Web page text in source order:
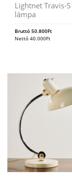
Lightnet Travis-
lámpa
Bruttó 50.800Ft
Nettó 40.000Ft